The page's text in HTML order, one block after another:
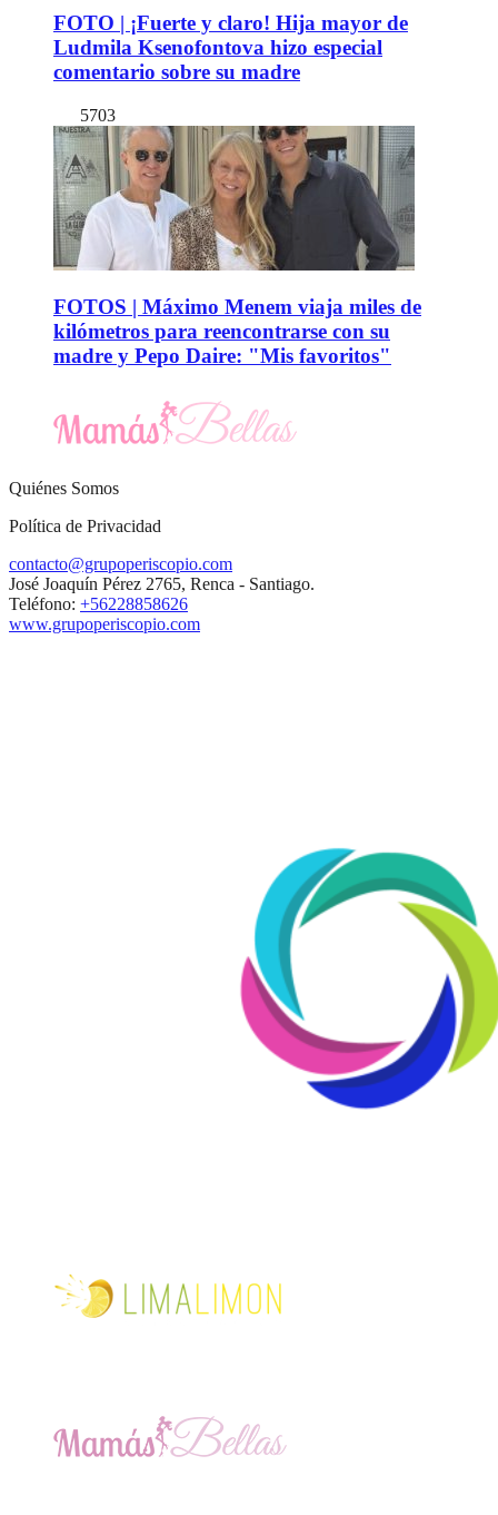
FOTO | ¡Fuerte y claro! Hija mayor de
Ludmila Ksenofontova hizo especial
comentario sobre su madre
5703
FOTOS | Máximo Menem viaja miles de
kilómetros para reencontrarse con su
madre y Pepo Daire: "Mis favoritos"
Quiénes Somos
Política de Privacidad
contacto@grupoperiscopio.com
José Joaquín Pérez 2765, Renca - Santiago.
Teléfono: +56228858626
www.grupoperiscopio.com